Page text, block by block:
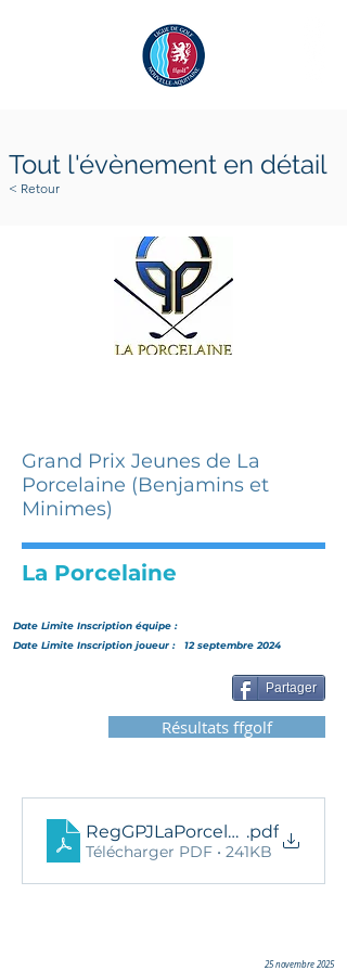
Grand Prix Jeunes de La
Porcelaine (Benjamins et
Minimes)
La Porcelaine
Date Limite Inscription équipe :
Date Limite Inscription joueur :
12 septembre 2024
Partager
Résultats ffgolf
RegGPJLaPorcelaine2024
.pdf
Télécharger PDF • 241KB
25 novembre 2025
Tout l'évènement en détail
< Retour